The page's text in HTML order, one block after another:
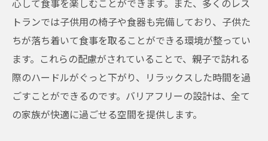
市北区で
広々とした空間でくつろぐ親子の食事タイ
ム
お子様に優しい食器で安心！大阪市北区の
レストラン
大阪市北区で家族全員が楽しめるゆったり
心して食事を楽しむことができます。また、多くのレス
トランでは子供用の椅子や食器も完備しており、子供た
ちが落ち着いて食事を取ることができる環境が整ってい
ます。これらの配慮がされていることで、親子で訪れる
際のハードルがぐっと下がり、リラックスした時間を過
ごすことができるのです。バリアフリーの設計は、全て
の家族が快適に過ごせる空間を提供します。